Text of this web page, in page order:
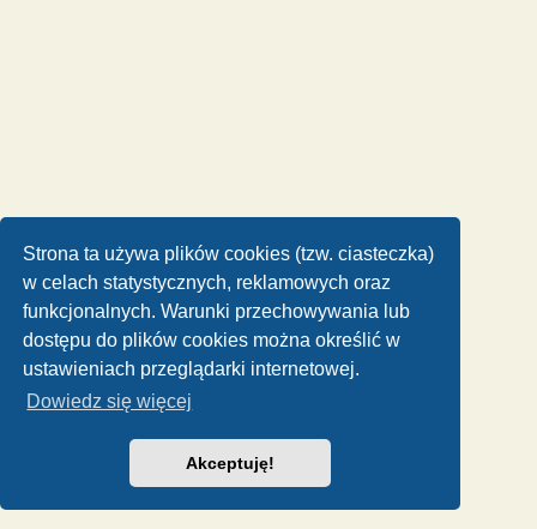
Strona ta używa plików cookies (tzw. ciasteczka)
w celach statystycznych, reklamowych oraz
funkcjonalnych. Warunki przechowywania lub
dostępu do plików cookies można określić w
ustawieniach przeglądarki internetowej.
Dowiedz się więcej
Akceptuję!